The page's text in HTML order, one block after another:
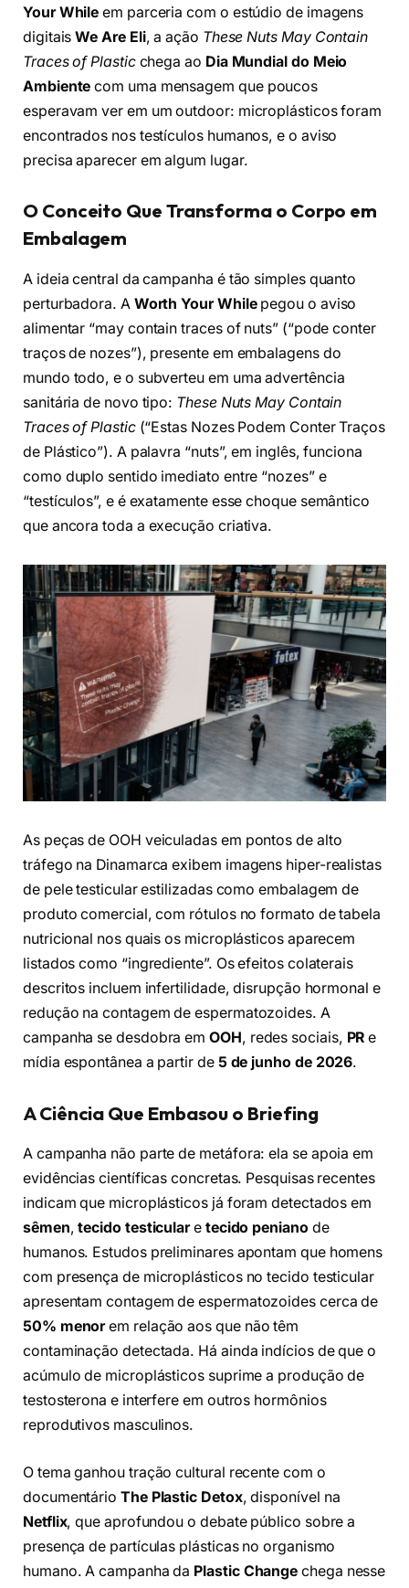
Your While em parceria com o estúdio de imagens
digitaisWe Are Eli, a ação These Nuts May Contain
Traces of Plasticchega ao Dia Mundial do Meio
Ambiente com uma mensagem que poucos
esperavam ver em um outdoor: microplásticos foram
encontrados nos testículos humanos, e o aviso
precisa aparecer em algum lugar.
O Conceito Que Transforma o Corpo em
Embalagem
A ideia central da campanha é tão simples quanto
perturbadora. A Worth Your Whilepegou o aviso
alimentar “may contain traces of nuts” (“pode conter
traços de nozes”), presente em embalagens do
mundo todo, e o subverteu em uma advertência
sanitária de novo tipo: These Nuts May Contain
Traces of Plastic(“Estas Nozes Podem Conter Traços
de Plástico”). A palavra “nuts”, em inglês, funciona
como duplo sentido imediato entre “nozes” e
“testículos”, e é exatamente esse choque semântico
que ancora toda a execução criativa.
As peças de OOH veiculadas em pontos de alto
tráfego na Dinamarca exibem imagens hiper-realistas
de pele testicular estilizadas como embalagem de
produto comercial, com rótulos no formato de tabela
nutricional nos quais os microplásticos aparecem
listados como “ingrediente”. Os efeitos colaterais
descritos incluem infertilidade, disrupção hormonal e
redução na contagem de espermatozoides. A
campanha se desdobra emOOH, redes sociais, PR e
mídia espontânea a partir de 5 de junho de 2026.
A Ciência Que Embasou o Briefing
A campanha não parte de metáfora: ela se apoia em
evidências científicas concretas. Pesquisas recentes
indicam que microplásticos já foram detectados em
sêmen,tecido testiculare tecido penianode
humanos. Estudos preliminares apontam que homens
com presença de microplásticos no tecido testicular
apresentam contagem de espermatozoides cerca de
50% menorem relação aos que não têm
contaminação detectada. Há ainda indícios de que o
acúmulo de microplásticos suprime a produção de
testosterona e interfere em outros hormônios
reprodutivos masculinos.
O tema ganhou tração cultural recente com o
documentário The Plastic Detox, disponível na
Netflix, que aprofundou o debate público sobre a
presença de partículas plásticas no organismo
humano. A campanha da Plastic Change chega nesse